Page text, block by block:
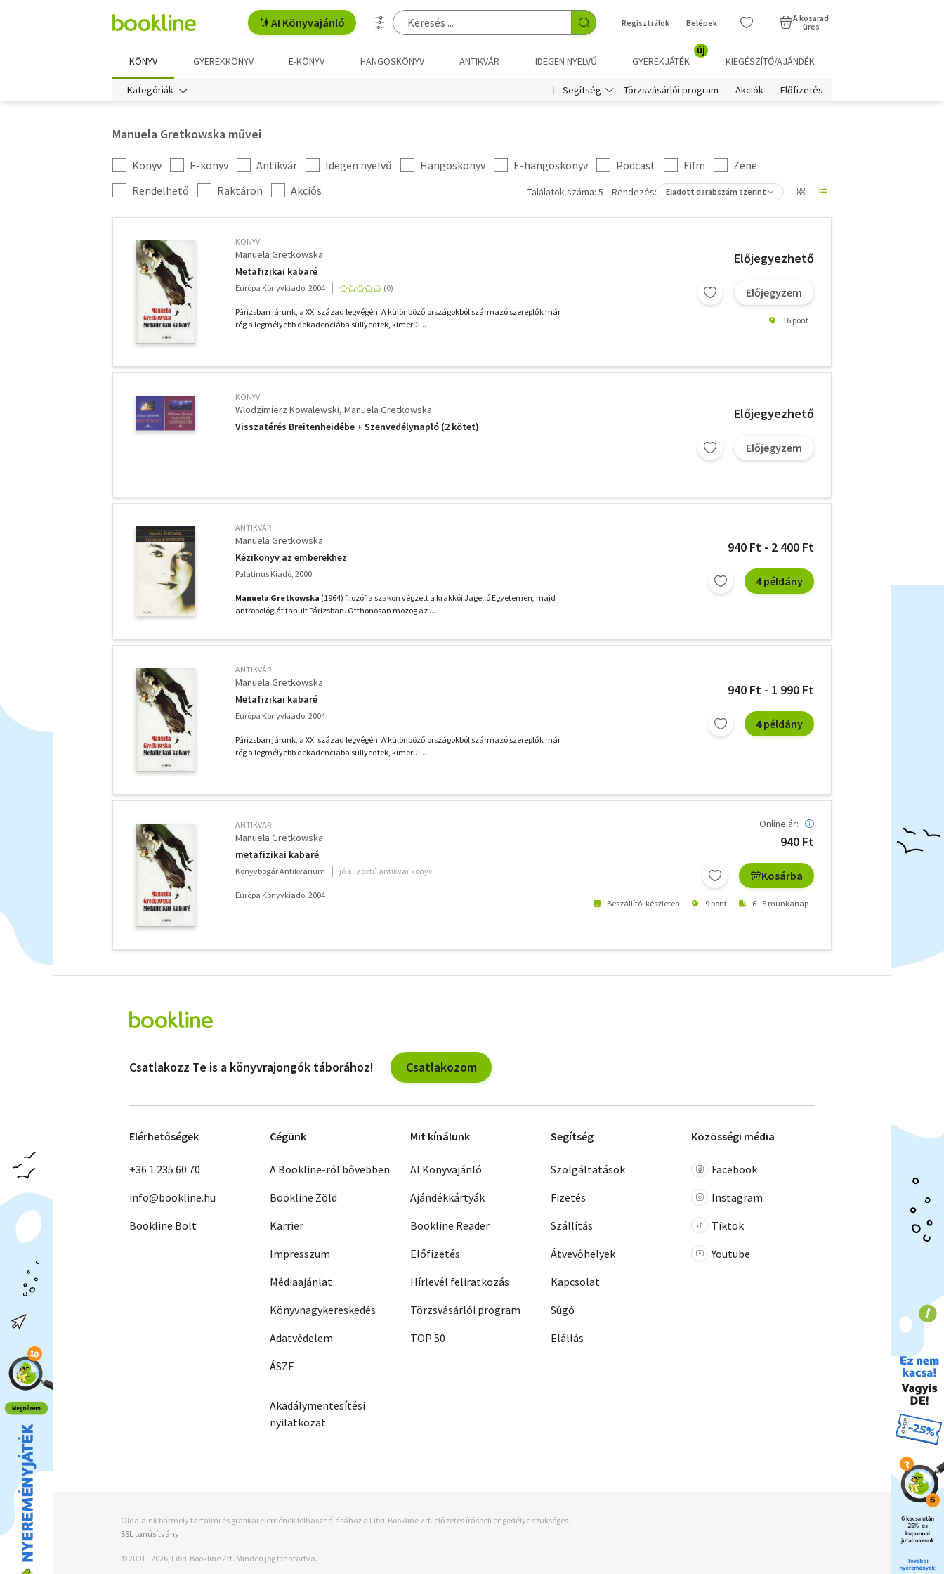
AI Könyvajánló Regisztrálok Belépek
A kosarad
üres
KÖNYV GYEREKKÖNYV E-KÖNYV HANGOSKÖNYV ANTIKVÁR IDEGEN NYELVŰ GYEREKJÁTÉK
új
KIEGÉSZÍTŐ/AJÁNDÉK
Kategóriák Segítség Törzsvásárlói program Akciók Előfizetés
Manuela Gretkowska művei
Kategória
szűrés
Könyv E-könyv Antikvár Idegen nyelvű Hangoskönyv E-hangoskönyv Podcast Film
Zene
További
szűrők
Rendelhető Raktáron Akciós Találatok száma: 5 Rendezés: Eladott darabszám szerint
KÖNYV
Manuela Gretkowska
Metafizikai kabaré
Európa Könyvkiadó, 2004
Párizsban járunk, a XX. század legvégén. A különböző országokból származó szereplők már
rég a legmélyebb dekadenciába süllyedtek, kimerül...
Előjegyezhető
Előjegyzem
16 pont
KÖNYV
Wlodzimierz Kowalewski Manuela Gretkowska
Visszatérés Breitenheidébe + Szenvedélynapló (2 kötet)
Előjegyezhető
Előjegyzem
ANTIKVÁR
Manuela Gretkowska
Kézikönyv az emberekhez
Palatinus Kiadó, 2000
Manuela Gretkowska (1964) filozófia szakon végzett a krakkói Jagelló Egyetemen, majd
antropológiát tanult Párizsban. Otthonosan mozog az ...
940 Ft - 2 400 Ft
4 példány
ANTIKVÁR
Manuela Gretkowska
Metafizikai kabaré
Európa Könyvkiadó, 2004
Párizsban járunk, a XX. század legvégén. A különböző országokból származó szereplők már
rég a legmélyebb dekadenciába süllyedtek, kimerül...
940 Ft - 1 990 Ft
4 példány
ANTIKVÁR
Manuela Gretkowska
metafizikai kabaré
Könyvbogár Antikvárium jó állapotú antikvár könyv
Európa Könyvkiadó, 2004
Online ár:
940 Ft
Kosárba
Beszállítói készleten 9 pont 6 - 8 munkanap
szűrők
Csatlakozz Te is a könyvrajongók táborához! Csatlakozom
Elérhetőségek
+36 1 235 60 70
info@bookline.hu
Bookline Bolt
Cégünk
A Bookline-ról bővebben
Bookline Zöld
Karrier
Impresszum
Médiaajánlat
Könyvnagykereskedés
Adatvédelem
ÁSZF
Akadálymentesítési
nyilatkozat
Mit kínálunk
AI Könyvajánló
Ajándékkártyák
Bookline Reader
Előfizetés
Hírlevél feliratkozás
Törzsvásárlói program
TOP 50
Segítség
Szolgáltatások
Fizetés
Szállítás
Átvevőhelyek
Kapcsolat
Súgó
Elállás
Közösségi média
Facebook
Instagram
Tiktok
Youtube
Oldalaink bármely tartalmi és grafikai elemének felhasználásához a Libri-Bookline Zrt. előzetes írásbeli engedélye szükséges.
SSL tanúsítvány
© 2001 - 2026, Libri-Bookline Zrt. Minden jog fenntartva.